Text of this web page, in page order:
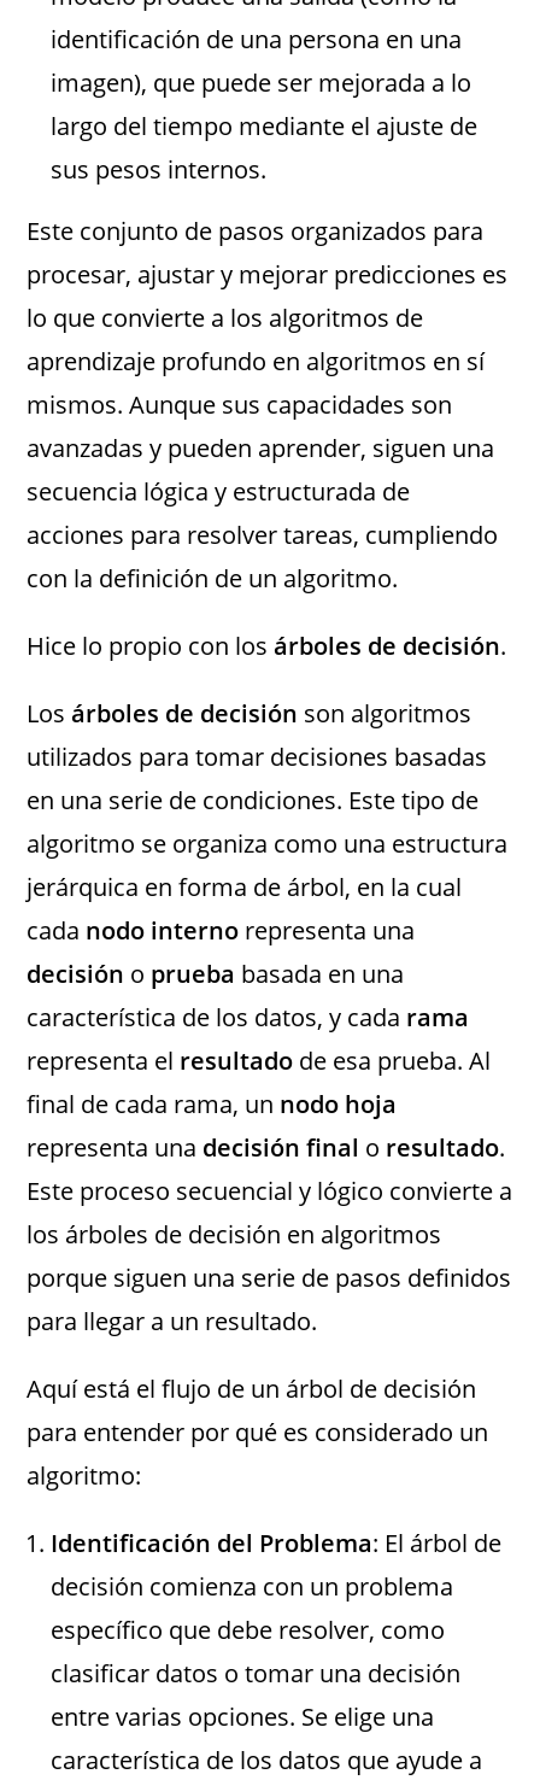
identificación de una persona en una
imagen), que puede ser mejorada a lo
largo del tiempo mediante el ajuste de
sus pesos internos.
Este conjunto de pasos organizados para
procesar, ajustar y mejorar predicciones es
lo que convierte a los algoritmos de
aprendizaje profundo en algoritmos en sí
mismos. Aunque sus capacidades son
avanzadas y pueden aprender, siguen una
secuencia lógica y estructurada de
acciones para resolver tareas, cumpliendo
con la definición de un algoritmo.
Hice lo propio con losárboles de decisión.
Losárboles de decisión son algoritmos
utilizados para tomar decisiones basadas
en una serie de condiciones. Este tipo de
algoritmo se organiza como una estructura
jerárquica en forma de árbol, en la cual
cada nodo interno representa una
decisión o prueba basada en una
característica de los datos, y cada rama
representa el resultado de esa prueba. Al
final de cada rama, un nodo hoja
representa una decisión final o resultado.
Este proceso secuencial y lógico convierte a
los árboles de decisión en algoritmos
porque siguen una serie de pasos definidos
para llegar a un resultado.
Aquí está el flujo de un árbol de decisión
para entender por qué es considerado un
algoritmo:
Identificación del Problema: El árbol de
decisión comienza con un problema
específico que debe resolver, como
clasificar datos o tomar una decisión
entre varias opciones. Se elige una
característica de los datos que ayude a